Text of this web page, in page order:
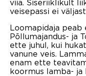
viia. Siseriiklikult
veisepassi ei
Loomapidaja peab
Põllumajandus- ja
ette juhul, kui
vanune veis.
enam ette
koormus lamba- ja